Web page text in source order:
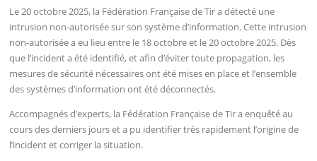
Le 20 octobre 2025, la Fédération Française de Tir a détecté une
intrusion non-autorisée sur son système d’information. Cette intrusion
non-autorisée a eu lieu entre le 18 octobre et le 20 octobre 2025. Dès
que l’incident a été identifié, et afin d’éviter toute propagation, les
mesures de sécurité nécessaires ont été mises en place et l’ensemble
des systèmes d’information ont été déconnectés.
Accompagnés d’experts, la Fédération Française de Tir a enquêté au
cours des derniers jours et a pu identifier très rapidement l’origine de
l’incident et corriger la situation.